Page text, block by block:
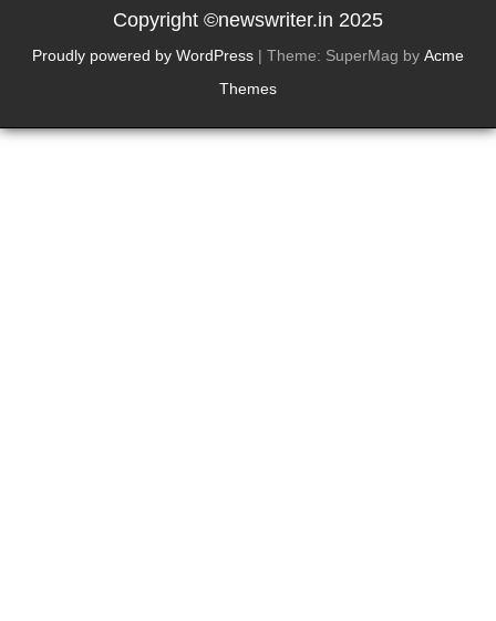
Copyright ©newswriter.in 2025
Proudly powered by WordPress | Theme: SuperMag by Acme
Themes